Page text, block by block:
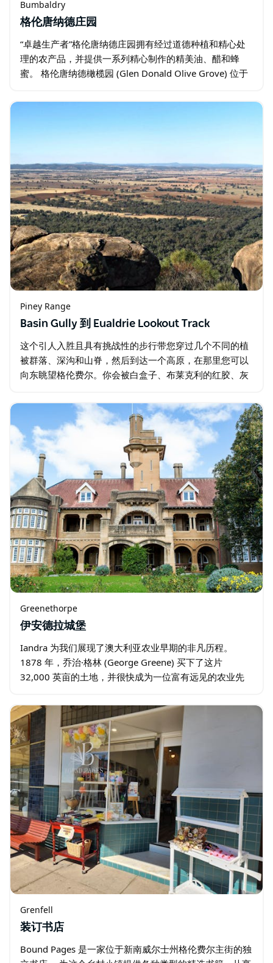
Bumbaldry
格伦唐纳德庄园
“卓越生产者”格伦唐纳德庄园拥有经过道德种植和精心处
理的农产品，并提供一系列精心制作的精美油、醋和蜂
蜜。 格伦唐纳德橄榄园 (Glen Donald Olive Grove) 位于
Piney Range
Basin Gully 到 Eualdrie Lookout Track
这个引人入胜且具有挑战性的步行带您穿过几个不同的植
被群落、深沟和山脊，然后到达一个高原，在那里您可以
向东眺望格伦费尔。你会被白盒子、布莱克利的红胶、灰
会穿过以灌木母橡树为主的荒地…
Greenethorpe
伊安德拉城堡
Iandra 为我们展现了澳大利亚农业早期的非凡历程。
1878 年，乔治·格林 (George Greene) 买下了这片
32,000 英亩的土地，并很快成为一位富有远见的农业先
Grenfell
装订书店
Bound Pages 是一家位于新南威尔士州格伦费尔主街的独